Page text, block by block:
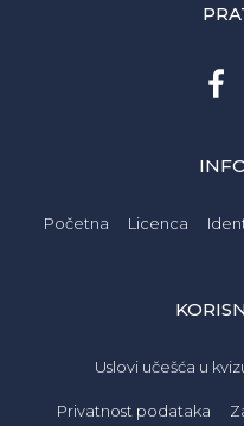
Početna Licenca
Uslovi učešća u
Privatnost podataka